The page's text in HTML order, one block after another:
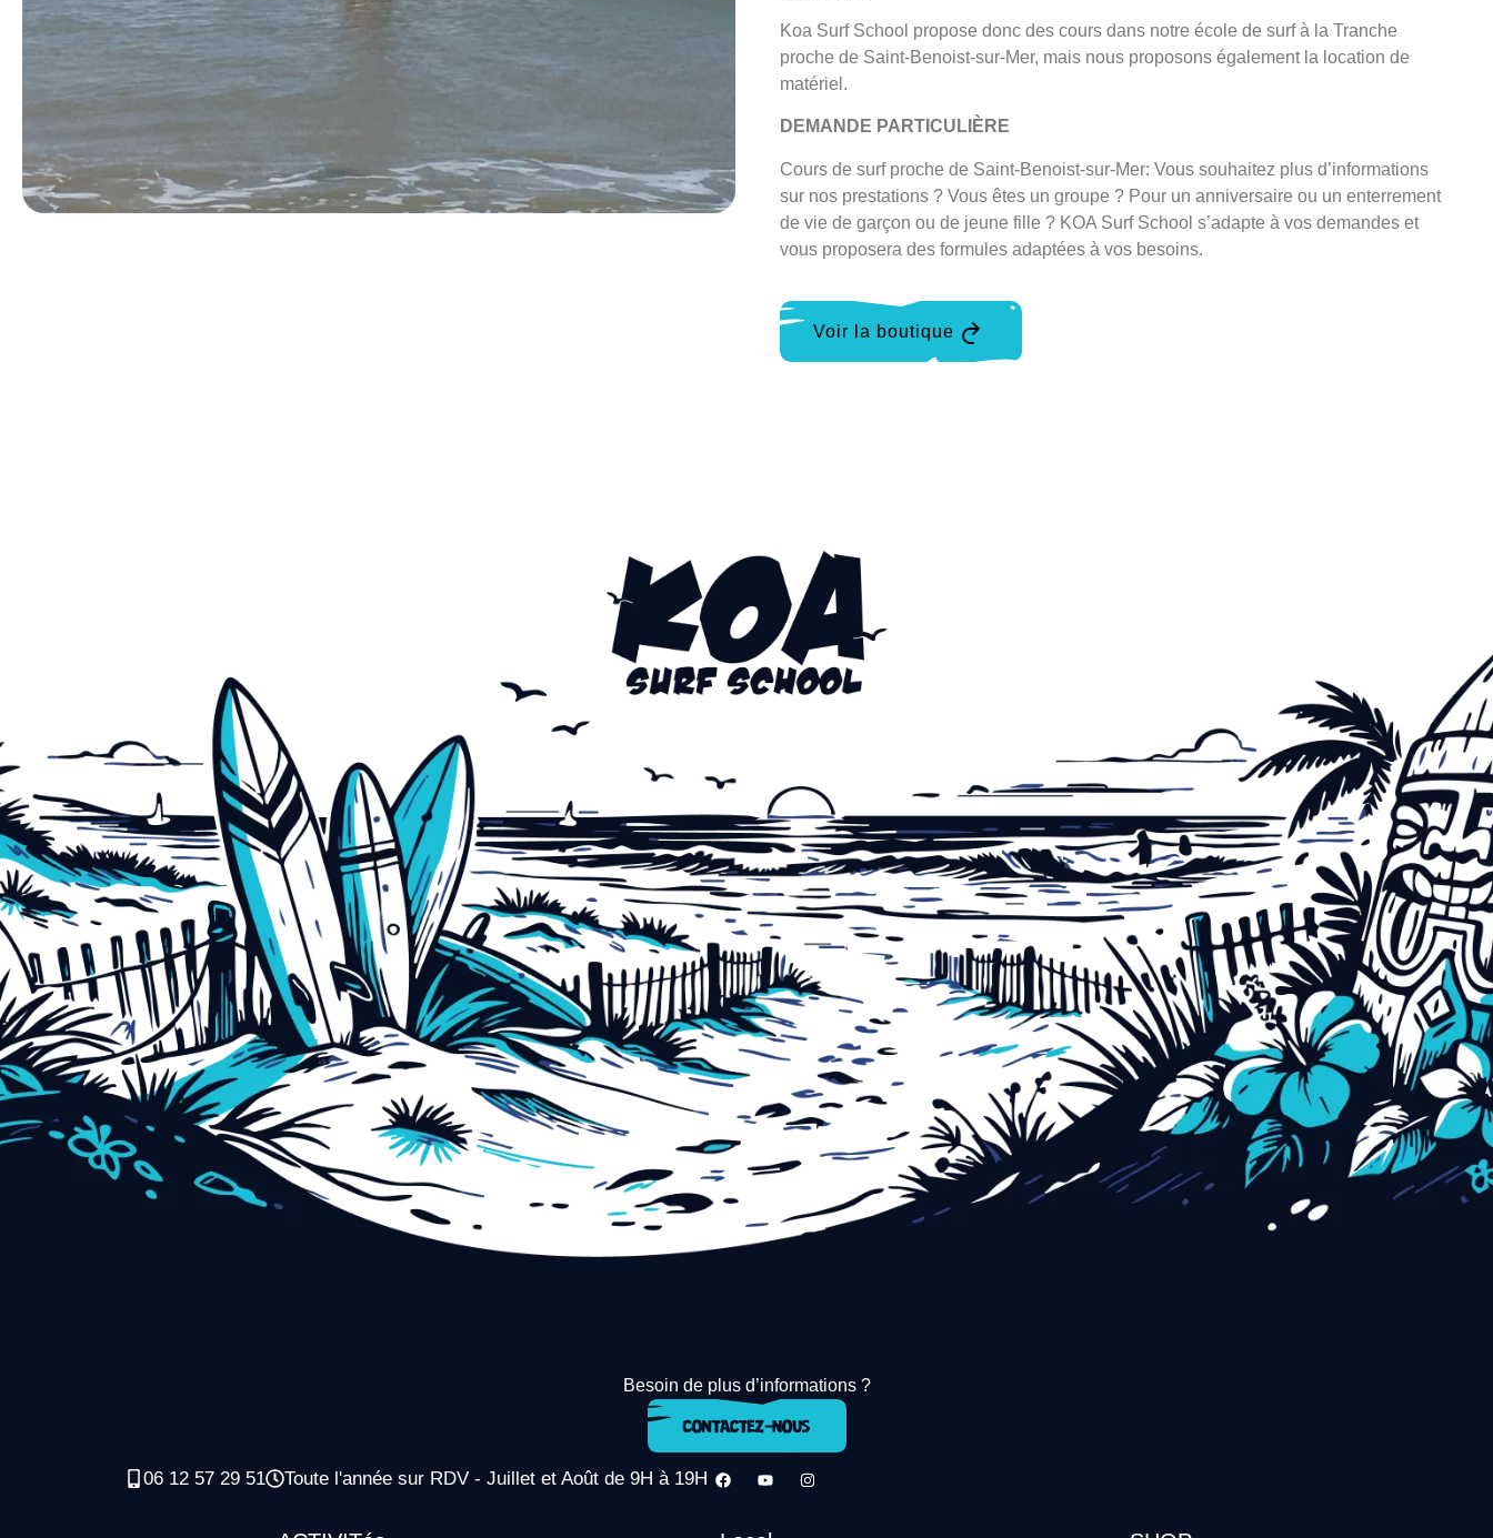
Koa Surf School propose donc des cours dans notre école de surf à la Tranche
proche de Saint-Benoist-sur-Mer, mais nous proposons également la location de
matériel.
DEMANDE PARTICULIÈRE
Cours de surf proche de Saint-Benoist-sur-Mer: Vous souhaitez plus d’informations
sur nos prestations ? Vous êtes un groupe ? Pour un anniversaire ou un enterrement
de vie de garçon ou de jeune fille ? KOA Surf School s’adapte à vos demandes et
vous proposera des formules adaptées à vos besoins.
Voir la boutique
Besoin de plus d’informations ?
06 12 57 29 51 Toute l'année sur RDV - Juillet et Août de 9H à 19H